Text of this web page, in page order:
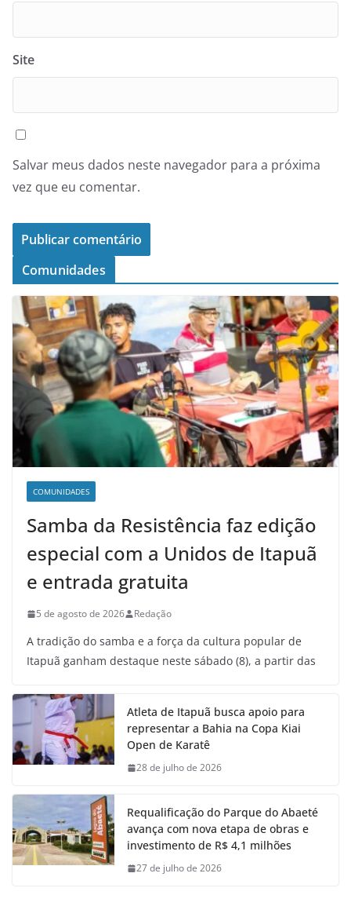
Site
Salvar meus dados neste navegador para a próxima
vez que eu comentar.
Comunidades
COMUNIDADES
Samba da Resistência faz edição
especial com a Unidos de Itapuã
e entrada gratuita
5 de agosto de 2026 Redação
A tradição do samba e a força da cultura popular de
Itapuã ganham destaque neste sábado (8), a partir das
Atleta de Itapuã busca apoio para
representar a Bahia na Copa Kiai
Open de Karatê
28 de julho de 2026
Requalificação do Parque do Abaeté
avança com nova etapa de obras e
investimento de R$ 4,1 milhões
27 de julho de 2026